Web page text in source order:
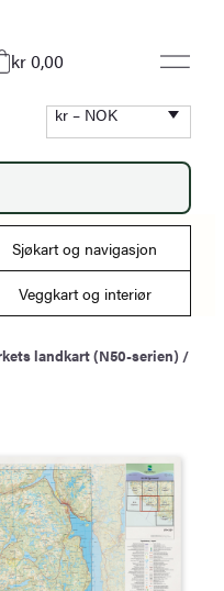
kr 0,00
kr – NOK
Sjøkart og navigasjon
Veggkart og interiør
landkart (N50-serien) /